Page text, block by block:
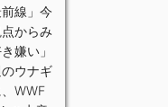
線」今
からみ
嫌い」
ウナギ
WWF